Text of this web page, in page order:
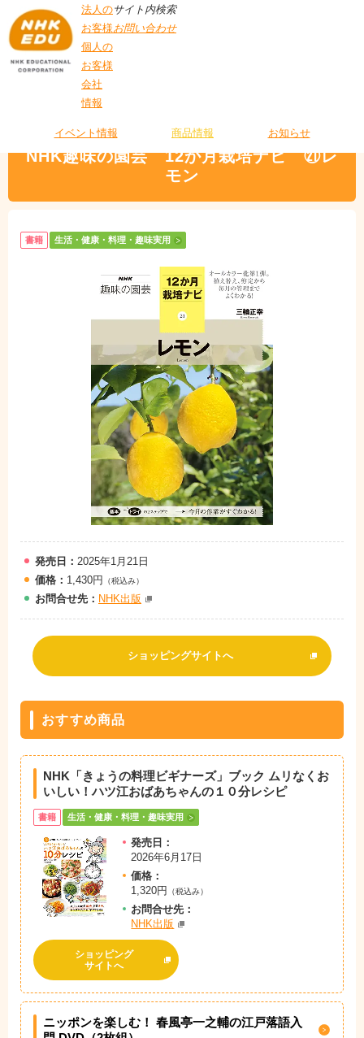
法人の
お客様
個人の
お客様
会社
情報
サイト内検索
お問い合わせ
イベント情報 商品情報 お知らせ
NHK趣味の園芸 12か月栽培ナビ ㉑レ
モン
書籍 生活・健康・料理・趣味実用
発売日： 2025年1月21日
価格： 1,430円 （税込み）
お問合せ先： NHK出版
ショッピングサイトへ
おすすめ商品
NHK「きょうの料理ビギナーズ」ブック ムリなくお
いしい！ハツ江おばあちゃんの１０分レシピ
書籍 生活・健康・料理・趣味実用
発売日：
2026年6月17日
価格：
1,320円
（税込み）
お問合せ先：
NHK出版
ショッピング
サイトへ
ニッポンを楽しむ！ 春風亭一之輔の江戸落語入